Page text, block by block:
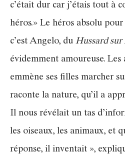
c’était dur car j’étais tout à
héros.» Le héros absolu
c’est Angelo, du Hussard sur
évidemment amoureuse.
emmène ses filles marcher
raconte la nature, qu’il a
Il nous révélait un tas
les oiseaux, les animaux, et
réponse, il inventait »,